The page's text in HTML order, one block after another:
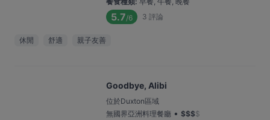
5.7/6 3 評論
休閒 舒適 親子友善
Goodbye, Alibi
位於Duxton區域
無國界亞洲料理餐廳 • $$$$